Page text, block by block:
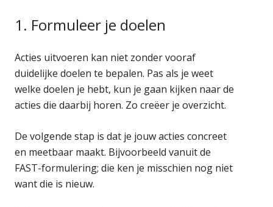
1. Formuleer je doelen
Acties uitvoeren kan niet zonder vooraf
duidelijke doelen te bepalen. Pas als je weet
welke doelen je hebt, kun je gaan kijken naar de
acties die daarbij horen. Zo creëer je overzicht.
De volgende stap is dat je jouw acties concreet
en meetbaar maakt. Bijvoorbeeld vanuit de
FAST-formulering; die ken je misschien nog niet
want die is nieuw.